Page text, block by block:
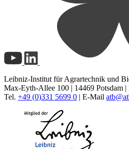
Leibniz-Institut für Agrartechnik und
Max-Eyth-Allee 100 | 14469 Potsdam |
Tel. +49 (0)331 5699 0 | E-Mail atb@